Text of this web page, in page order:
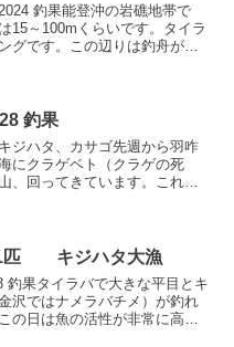
釣果能登沖の岩礁地帯で
15～100mくらいです。タイラ
グです。この辺りは釣舟が沢
釣果
ジハタ、カサゴ先週から羽咋
にクラゲベト（クラゲの死
、回ってきています。これが
胞が顔にかかり後...
匹 キジハタ大漁
釣果タイラバで大きな平目とキ
沢ではナメラバチメ）が釣れ
の日は魚の活性が非常に高く